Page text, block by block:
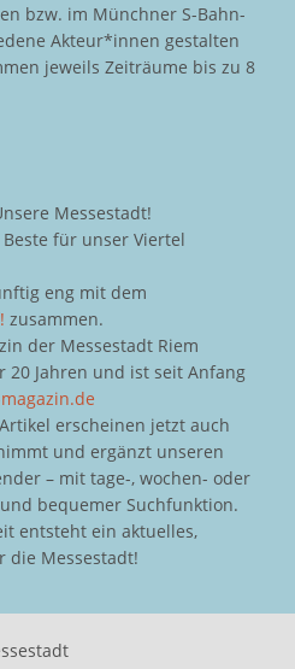
bzw. im Münchner S-Bahn-
Akteur*innen gestalten
jeweils Zeiträume bis zu 8
Messestadt!
für unser Viertel
eng mit dem
zusammen.
der Messestadt Riem
Jahren und ist seit Anfang
erscheinen jetzt auch
und ergänzt unseren
– mit tage-, wochen- oder
bequemer Suchfunktion.
entsteht ein aktuelles,
die Messestadt!